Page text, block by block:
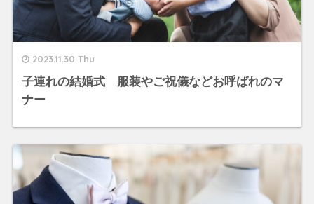
2023.11.30 Thu
子連れの結婚式 服装やご祝儀などお呼ばれのマ
ナー